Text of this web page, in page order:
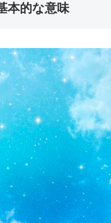
本的な意味